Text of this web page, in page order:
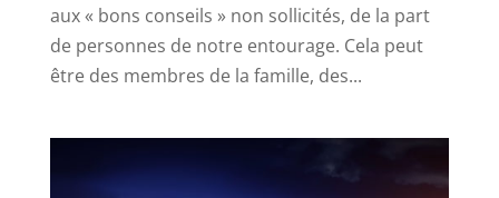
aux « bons conseils » non sollicités, de la part
de personnes de notre entourage. Cela peut
être des membres de la famille, des...